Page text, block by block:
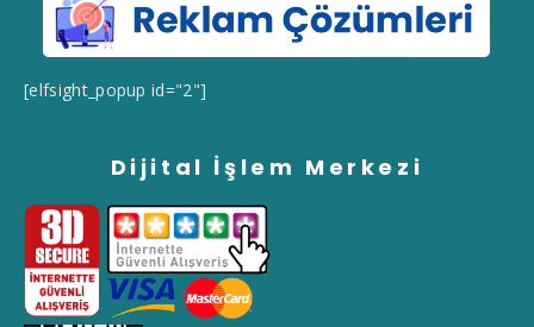
[elfsight_popup id="2"]
Dijital İşlem Merkezi